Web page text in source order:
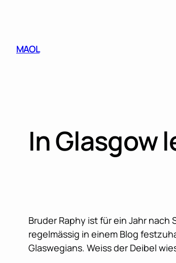
MAOL
In Glasgow
Bruder Raphy ist für ein Jahr
regelmässig in einem Blog
Glaswegians. Weiss der Deibel